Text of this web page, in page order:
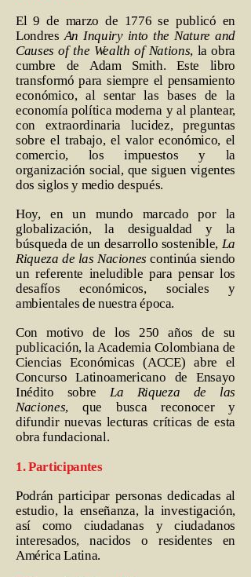
El 9 de marzo de 1776 se publicó en
LondresAn Inquiry into the Nature and
Causes of the Wealth of Nations, la obra
cumbre de Adam Smith. Este libro
transformó para siempre el pensamiento
económico, al sentar las bases de la
economía política moderna y al plantear,
con extraordinaria lucidez, preguntas
sobre el trabajo, el valor económico, el
comercio, los impuestos y la
organización social, que siguen vigentes
dos siglos y medio después.
Hoy, en un mundo marcado por la
globalización, la desigualdad y la
búsqueda de un desarrollo sostenible, La
Riqueza de las Naciones continúa siendo
un referente ineludible para pensar los
desafíos económicos, sociales y
ambientales de nuestra época.
Con motivo de los 250 años de su
publicación, la Academia Colombiana de
Ciencias Económicas (ACCE) abre el
Concurso Latinoamericano de Ensayo
Inédito sobreLa Riqueza de las
Naciones, que busca reconocer y
difundir nuevas lecturas críticas de esta
obra fundacional.
1. Participantes
Podrán participar personas dedicadas al
estudio, la enseñanza, la investigación,
así como ciudadanas y ciudadanos
interesados, nacidos o residentes en
América Latina.